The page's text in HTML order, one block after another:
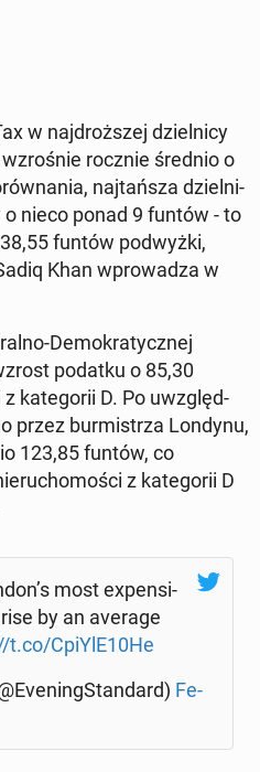
w naj­droż­szej dziel­ni­cy
rocznie średnio o
naj­tań­sza dziel­ni­
nieco ponad 9 funtów - to
funtów pod­wyż­ki,
Khan wpro­wa­dza w
De­mo­kra­tycz­nej
podatku o 85,30
ka­te­go­rii D. Po uwzględ­
przez bur­mi­strza Londynu,
123,85 funtów, co
z ka­te­go­rii D
most expen­si­
by an average
t.co/CpiYlE10He
Fe­